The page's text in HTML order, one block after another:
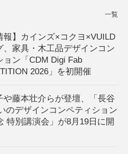
一覧
報】カインズ×コクヨ×VUILD
、家具・木工品デザインコン
ョン「CDM Digi Fab
2026」を初開催
や藤本壮介らが登壇、「長谷
のデザインコンペティション
特別講演会」が8月19日に開